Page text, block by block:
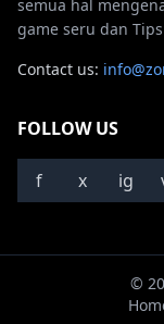
semua hal
game seru dan
Contact us:
FOLLOW US
f x ig
©